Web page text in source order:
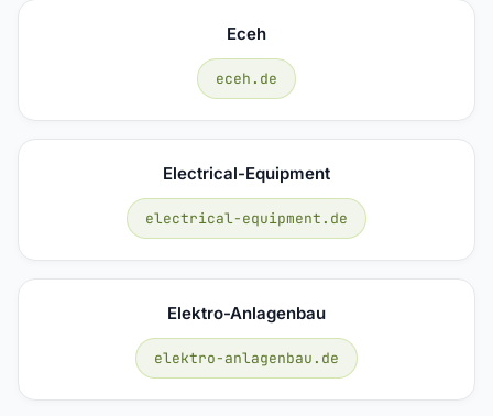
Eceh
eceh.de
Electrical-Equipment
electrical-equipment.de
Elektro-Anlagenbau
elektro-anlagenbau.de